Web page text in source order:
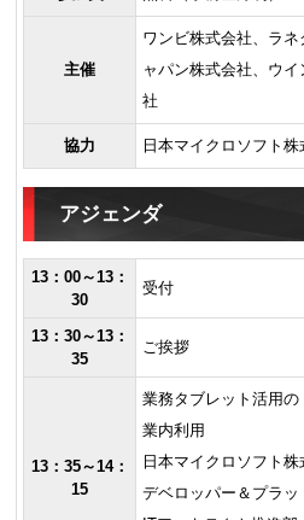
主催
ワンビ株式会社、ラ
ャパン株式会社、ウ
社
協力 日本マイクロソフト株
アジェンダ
13：00～13：
30
受付
13：30～13：
35
ご挨拶
13：35～14：
15
業務タブレット活用
業内利用
日本マイクロソフト株
デベロッパー＆プラ